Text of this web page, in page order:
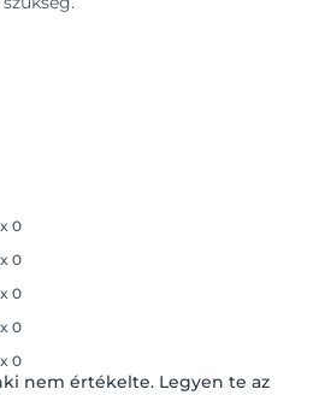
x 0
x 0
x 0
x 0
x 0
nem értékelte. Legyen te az